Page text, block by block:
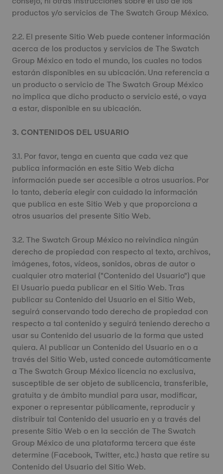
productos y/o servicios de The Swatch Group México.
2.2. El presente Sitio Web puede contener información
acerca de los productos y servicios de The Swatch
Group México en todo el mundo, los cuales no todos
estarán disponibles en su ubicación. Una referencia a
un producto o servicio de The Swatch Group México
no implica que dicho producto o servicio esté, o vaya
a estar, disponible en su ubicación.
3. CONTENIDOS DEL USUARIO
3.1. Por favor, tenga en cuenta que cada vez que
publica información en este Sitio Web dicha
información puede ser accesible a otros usuarios. Por
lo tanto, debería elegir con cuidado la información
que publica en este Sitio Web y que proporciona a
otros usuarios del presente Sitio Web.
3.2. The Swatch Group México no reivindica ningún
derecho de propiedad con respecto al texto, archivos,
imágenes, fotos, vídeos, sonidos, obras de autor o
cualquier otro material ("Contenido del Usuario") que
El Usuario pueda publicar en el Sitio Web. Tras
publicar su Contenido del Usuario en el Sitio Web,
seguirá conservando todo derecho de propiedad con
respecto a tal contenido y seguirá teniendo derecho a
usar su Contenido del usuario de la forma que usted
quiera. Al publicar un Contenido del Usuario en o a
través del Sitio Web, usted concede automáticamente
a The Swatch Group México licencia no exclusiva,
susceptible de ser objeto de sublicencia, transferible,
gratuita y de ámbito mundial para usar, modificar,
exponer o representar públicamente, reproducir y
distribuir tal Contenido del usuario en y a través del
presente Sitio Web o en la sección de The Swatch
Group México de una plataforma tercera que éste
determine (Facebook, Twitter, etc.) hasta que retire su
Contenido del Usuario del Sitio Web.